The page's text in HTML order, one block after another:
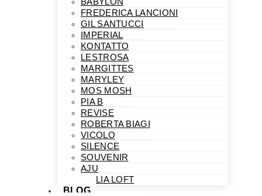
FREDERICA LANCIONI
GIL SANTUCCI
IMPERIAL
KONTATTO
LESTROSA
MARGITTES
MARYLEY
MOS MOSH
PIA B
REVISE
ROBERTA BIAGI
VICOLO
SILENCE
SOUVENIR
AJU
PHILIA LOFT
BLOG